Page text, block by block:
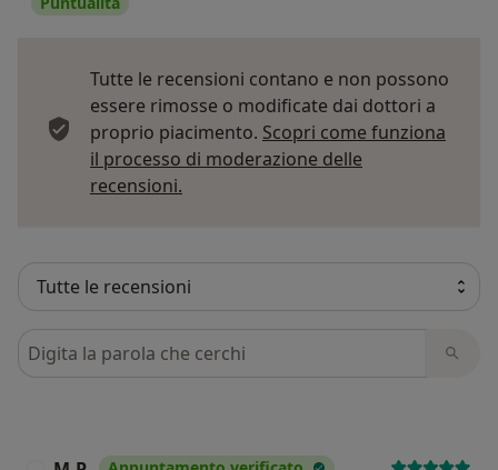
Tutte le recensioni contano e non possono
essere rimosse o modificate dai dottori a
proprio piacimento. Scopri come funziona
il processo di moderazione delle
recensioni.
Cerca nelle recensioni